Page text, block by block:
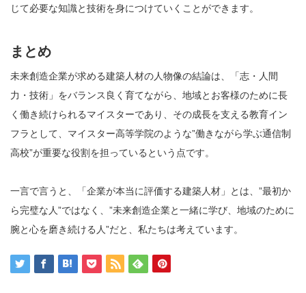
じて必要な知識と技術を身につけていくことができます。
まとめ
未来創造企業が求める建築人材の人物像の結論は、「志・人間
力・技術」をバランス良く育てながら、地域とお客様のために長
く働き続けられるマイスターであり、その成長を支える教育イン
フラとして、マイスター高等学院のような”働きながら学ぶ通信制
高校”が重要な役割を担っているという点です。
一言で言うと、「企業が本当に評価する建築人材」とは、”最初か
ら完璧な人”ではなく、”未来創造企業と一緒に学び、地域のために
腕と心を磨き続ける人”だと、私たちは考えています。